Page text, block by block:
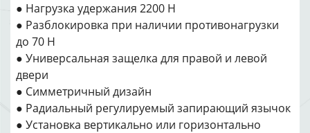
● Нагрузка удержания 2200 Н
● Разблокировка при наличии противонагрузки
до 70 Н
● Универсальная защелка для правой и левой
двери
● Симметричный дизайн
● Радиальный регулируемый запирающий язычок
● Установка вертикально или горизонтально